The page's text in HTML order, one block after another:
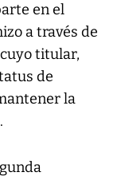
en el
a través de
titular,
de
la